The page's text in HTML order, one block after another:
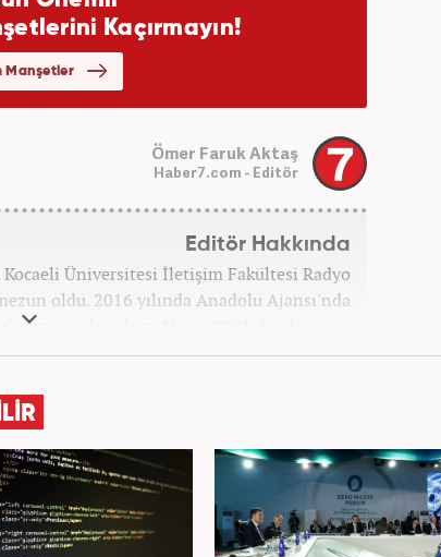
Ömer Faruk Aktaş
Haber7.com - Editör
Editör Hakkında
Kocaeli Üniversitesi İletişim Fakültesi Radyo
oldu. 2016 yılında Anadolu Ajansı'nda
Gazetesi'nde çalıştı. Nisan 2021'den bu yana
‘Gündem Editörü’ olarak görev yapmaktadır.